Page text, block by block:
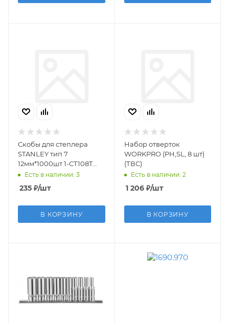
Скобы для степлера
STANLEY тип 7
12мм*1000шт 1-CT108T
(ТВС)
Есть в наличии: 3
235 ₽/шт
В КОРЗИНУ
Набор отверток
WORKPRO (PH,SL, 8 шт)
(ТВС)
Есть в наличии: 2
1 206₽/шт
В КОРЗИНУ